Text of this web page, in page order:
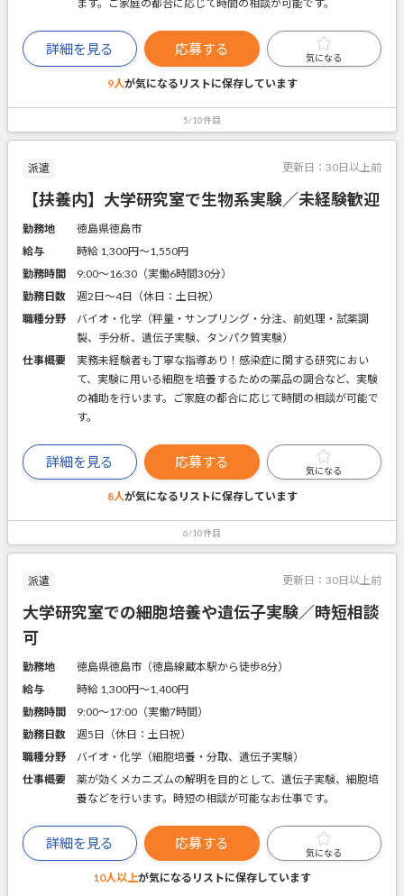
ます。ご家庭の都合に応じて時間の相談が可能です。
詳細を見る 応募する
気になる
9人が気になるリストに保存しています
5/10件目
派遣 更新日： 30日以上前
【扶養内】大学研究室で生物系実験／未経験歓迎
勤務地
徳島県徳島市
給与
時給 1,300円〜1,550円
勤務時間
9:00～16:30（実働6時間30分）
勤務日数
週2日～4日（休日：土日祝）
職種分野
バイオ・化学（秤量・サンプリング・分注、前処理・試薬調
製、手分析、遺伝子実験、タンパク質実験）
仕事概要
実務未経験者も丁寧な指導あり！感染症に関する研究におい
て、実験に用いる細胞を培養するための薬品の調合など、実験
の補助を行います。ご家庭の都合に応じて時間の相談が可能で
す。
詳細を見る 応募する
気になる
8人が気になるリストに保存しています
6/10件目
派遣 更新日： 30日以上前
大学研究室での細胞培養や遺伝子実験／時短相談
可
勤務地
徳島県徳島市（徳島線蔵本駅から徒歩8分）
給与
時給 1,300円〜1,400円
勤務時間
9:00～17:00（実働7時間）
勤務日数
週5日（休日：土日祝）
職種分野
バイオ・化学（細胞培養・分取、遺伝子実験）
仕事概要
薬が効くメカニズムの解明を目的として、遺伝子実験、細胞培
養などを行います。時短の相談が可能なお仕事です。
詳細を見る 応募する
気になる
10人以上が気になるリストに保存しています